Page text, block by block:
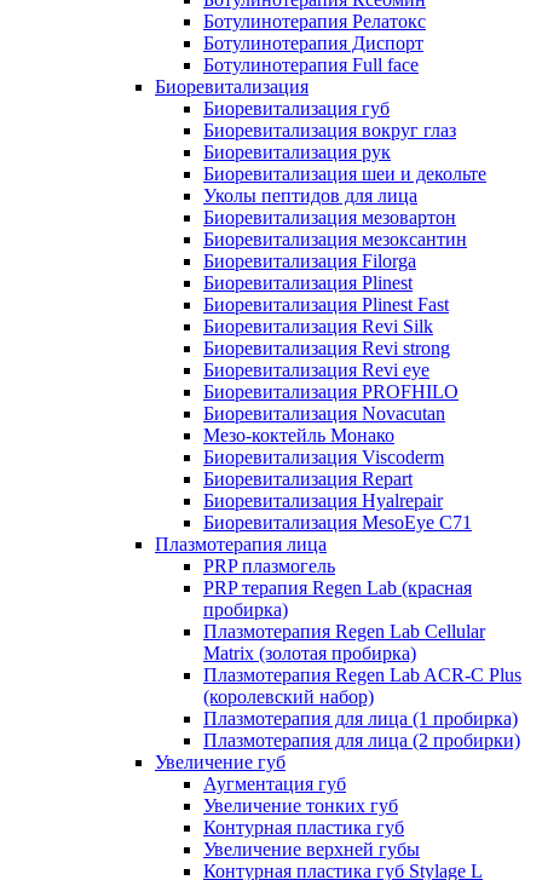
Ботулинотерапия Релатокс
Ботулинотерапия Диспорт
Ботулинотерапия Full face
Биоревитализация
Биоревитализация губ
Биоревитализация вокруг глаз
Биоревитализация рук
Биоревитализация шеи и декольте
Уколы пептидов для лица
Биоревитализация мезовартон
Биоревитализация мезоксантин
Биоревитализация Filorga
Биоревитализация Plinest
Биоревитализация Plinest Fast
Биоревитализация Revi Silk
Биоревитализация Revi strong
Биоревитализация Revi eye
Биоревитализация PROFHILO
Биоревитализация Novacutan
Мезо-коктейль Монако
Биоревитализация Viscoderm
Биоревитализация Repart
Биоревитализация Hyalrepair
Биоревитализация MesoEye C71
Плазмотерапия лица
PRP плазмогель
PRP терапия Regen Lab (красная
пробирка)
Плазмотерапия Regen Lab Cellular
Matrix (золотая пробирка)
Плазмотерапия Regen Lab ACR-C Plus
(королевский набор)
Плазмотерапия для лица (1 пробирка)
Плазмотерапия для лица (2 пробирки)
Увеличение губ
Аугментация губ
Увеличение тонких губ
Контурная пластика губ
Увеличение верхней губы
Контурная пластика губ Stylage L